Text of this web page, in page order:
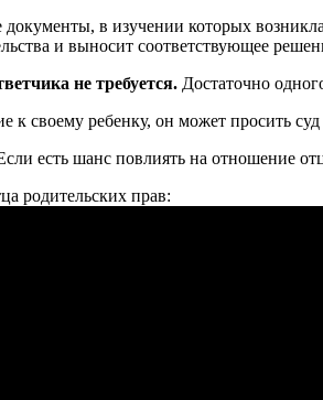
в изучении которых
и выносит соответствующее
не требуется. Достаточно
к своему ребенку, он может просить
есть шанс повлиять на отношение
родительских прав: